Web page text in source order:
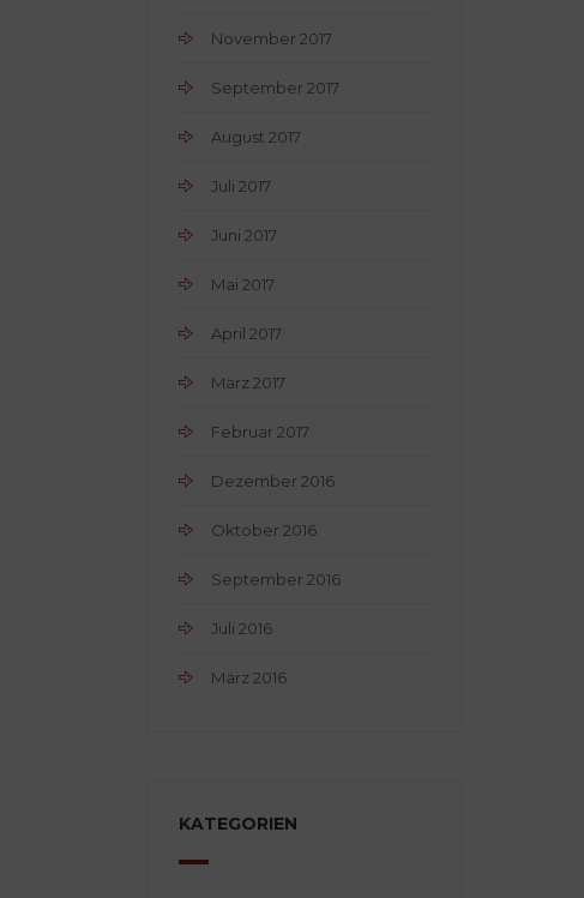
November 2017
September 2017
August 2017
Juli 2017
Juni 2017
Mai 2017
April 2017
März 2017
Februar 2017
Dezember 2016
Oktober 2016
September 2016
Juli 2016
März 2016
KATEGORIEN